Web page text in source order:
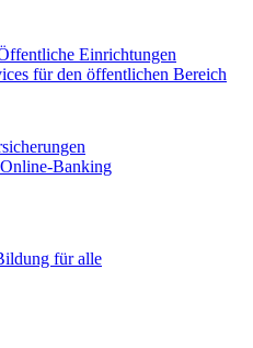
Einrichtungen
für den öffentlichen Bereich
Banking
für alle